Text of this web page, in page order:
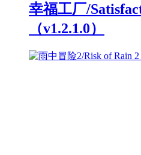
幸福工厂/
（v1.2.1.0）